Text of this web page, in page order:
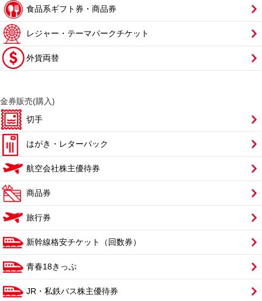
食品系ギフト券・商品券
レジャー・テーマパークチケット
外貨両替
金券販売(購入)
切手
はがき・レターパック
航空会社株主優待券
商品券
旅行券
新幹線格安チケット（回数券）
青春18きっぷ
JR・私鉄バス株主優待券